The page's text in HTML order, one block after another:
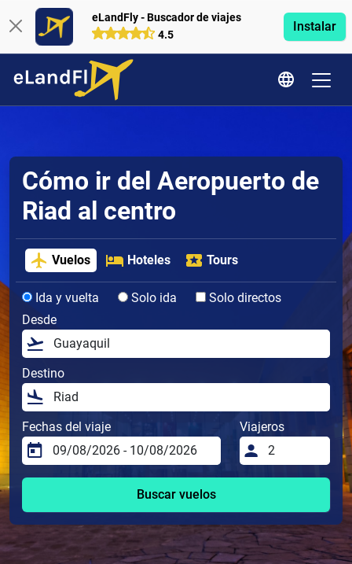
eLandFly - Buscador de viajes
4.5
Instalar
Cómo ir del Aeropuerto de
Riad al centro
Vuelos Hoteles Tours
Ida y vuelta Solo ida
Solo directos
Desde
Destino
Fechas del viaje Viajeros
Buscar vuelos